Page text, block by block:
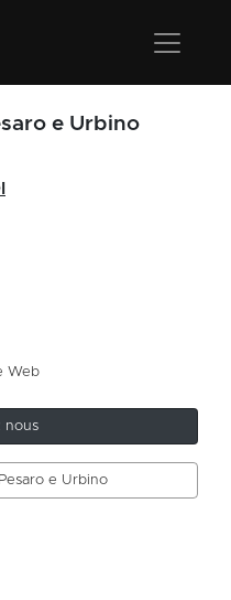
e Urbino
Web
nous
e Urbino